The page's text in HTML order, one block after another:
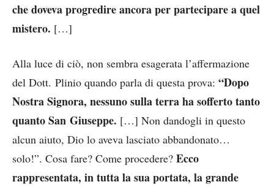
che doveva progredire ancora per partecipare a quel
mistero. […]
Alla luce di ciò, non sembra esagerata l’affermazione
del Dott. Plinio quando parla di questa prova: “Dopo
Nostra Signora, nessuno sulla terra ha sofferto tanto
quanto San Giuseppe. […] Non dandogli in questo
alcun aiuto, Dio lo aveva lasciato abbandonato…
solo!”. Cosa fare? Come procedere? Ecco
rappresentata, in tutta la sua portata, la grande